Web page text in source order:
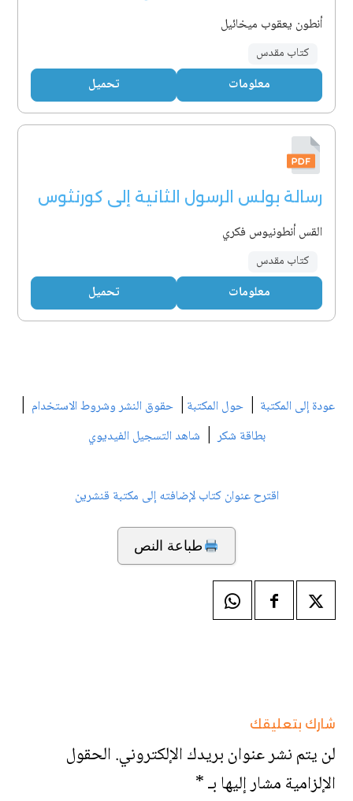
أنطون يعقوب ميخائيل
كتاب مقدس
معلومات تحميل
رسالة بولس الرسول الثانية إلى كورنثوس
القس أنطونيوس فكري
كتاب مقدس
معلومات تحميل
عودة إلى المكتبة | حول المكتبة | حقوق النشر وشروط الاستخدام |
بطاقة شكر| شاهد التسجيل الفيديوي
اقترح عنوان كتاب لإضافته إلى مكتبة قنشرين
طباعة النص
شارك بتعليقك
لن يتم نشر عنوان بريدك الإلكتروني.الحقول
الإلزامية مشار إليها بـ*